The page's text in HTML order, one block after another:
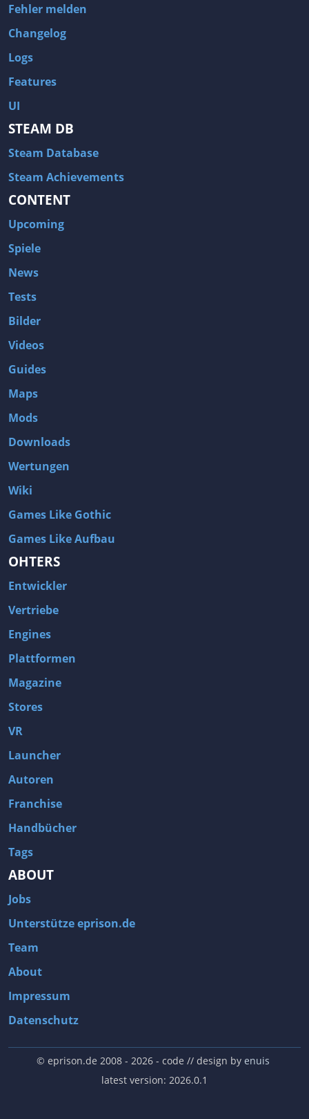
Fehler melden
Changelog
Logs
Features
UI
STEAM DB
Steam Database
Steam Achievements
CONTENT
Upcoming
Spiele
News
Tests
Bilder
Videos
Guides
Maps
Mods
Downloads
Wertungen
Wiki
Games Like Gothic
Games Like Aufbau
OHTERS
Entwickler
Vertriebe
Engines
Plattformen
Magazine
Stores
VR
Launcher
Autoren
Franchise
Handbücher
Tags
ABOUT
Jobs
Unterstütze eprison.de
Team
About
Impressum
Datenschutz
© eprison.de 2008 - 2026- code // design by enuis
latest version: 2026.0.1